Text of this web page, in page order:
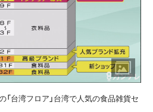
台湾フロア」台湾で人気の食品雑貨セ